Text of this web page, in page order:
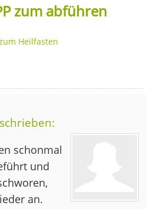
zum abführen
Heilfasten
schonmal
und
an.